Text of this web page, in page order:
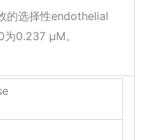
的选择性endothelial
0.237 μM。